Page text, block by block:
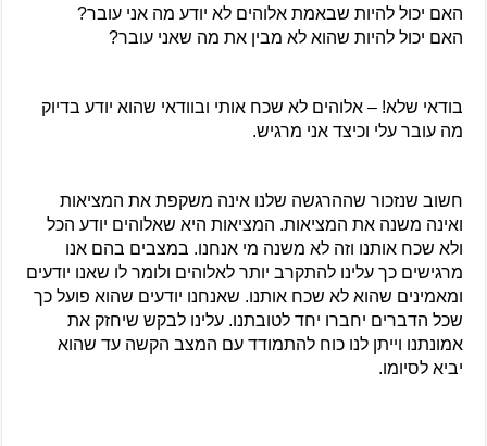
האם יכול להיות שבאמת אלוהים לא יודע מה אני עובר?
האם יכול להיות שהוא לא מבין את מה שאני עובר?
מה עובר עלי וכיצד אני מרגיש.
יביא לסיומו.